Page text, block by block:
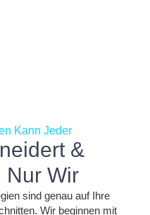
Kann Jeder
&
Nur Wir
sind genau auf Ihre
Wir beginnen mit